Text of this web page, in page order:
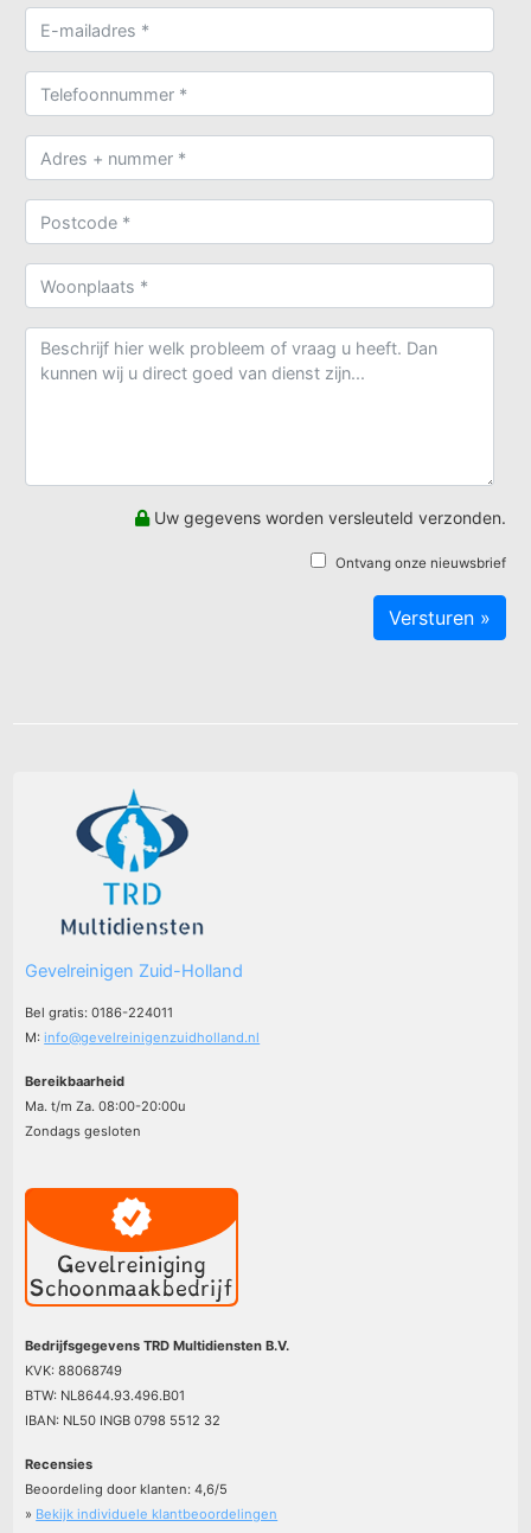
Uw gegevens worden versleuteld verzonden.
Ontvang onze nieuwsbrief
Gevelreinigen Zuid-Holland
Bel gratis: 0186-224011
M:info@gevelreinigenzuidholland.nl
Bereikbaarheid
Ma. t/m Za. 08:00-20:00u
Zondags gesloten
Bedrijfsgegevens TRD Multidiensten B.V.
KVK: 88068749
BTW: NL8644.93.496.B01
IBAN: NL50 INGB 0798 5512 32
Recensies
Beoordeling door klanten:4,6/5
» Bekijk individuele klantbeoordelingen